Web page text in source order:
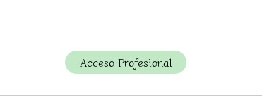
Acceso Profesional